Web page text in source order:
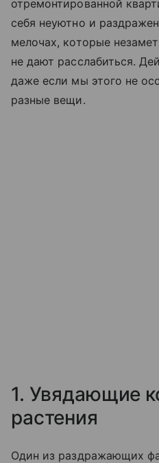
отремонтированной
себя неуютно и
мелочах, которые
не дают расслабиться.
даже если мы этого не
разные вещи.
1. Увядающие
растения
Один из раздражающих